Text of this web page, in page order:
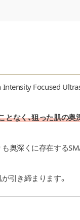
Focused
なく、狙った肌の奥
奥深くに存在する
引き締まります。